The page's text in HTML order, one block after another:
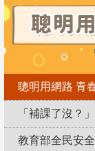
聰明用網路 青
「補課了沒？
教育部全民安